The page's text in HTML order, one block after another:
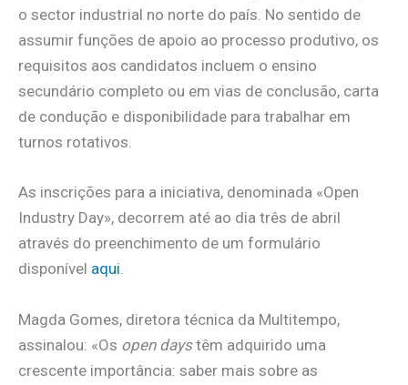
o sector industrial no norte do país. No sentido de
assumir funções de apoio ao processo produtivo, os
requisitos aos candidatos incluem o ensino
secundário completo ou em vias de conclusão, carta
de condução e disponibilidade para trabalhar em
turnos rotativos.
As inscrições para a iniciativa, denominada «Open
Industry Day», decorrem até ao dia três de abril
através do preenchimento de um formulário
disponível aqui.
Magda Gomes, diretora técnica da Multitempo,
assinalou: «Os open daystêm adquirido uma
crescente importância: saber mais sobre as